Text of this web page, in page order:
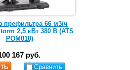
префильтра 66 м3/ч
2,5 кВт 380 В (ATS
POM018)
167 руб.
Сравнить